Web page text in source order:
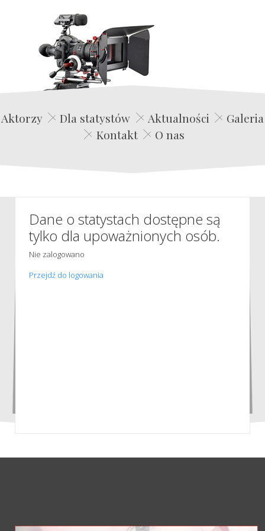
Edwin Film Agencja Aktorska
Aktorzy Dla statystów Aktualności
Galeria
Kontakt
O nas
Dane o statystach dostępne są
tylko dla upoważnionych osób.
Nie zalogowano
Przejdź do logowania